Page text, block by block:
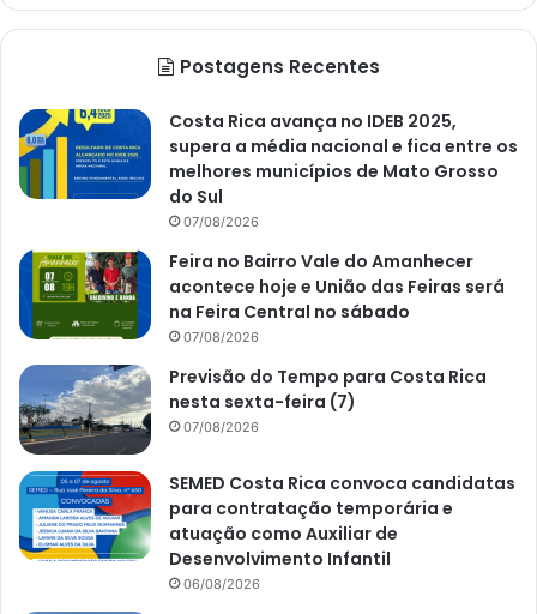
Postagens Recentes
Costa Rica avança no IDEB 2025,
supera a média nacional e fica entre os
melhores municípios de Mato Grosso
do Sul
07/08/2026
Feira no Bairro Vale do Amanhecer
acontece hoje e União das Feiras será
na Feira Central no sábado
07/08/2026
Previsão do Tempo para Costa Rica
nesta sexta-feira (7)
07/08/2026
SEMED Costa Rica convoca candidatas
para contratação temporária e
atuação como Auxiliar de
Desenvolvimento Infantil
06/08/2026